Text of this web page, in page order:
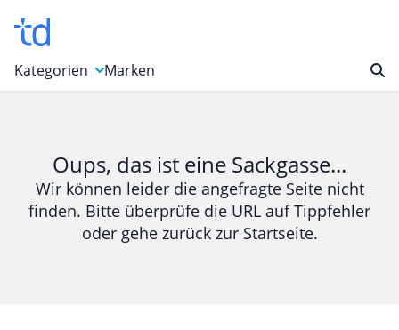
Kategorien
Bücher & Magazine
Computer & Elektronik
Entertainment & Media
Marken
Oups, das ist eine Sackgasse...
Wir können leider die angefragte Seite nicht
finden. Bitte überprüfe die URL auf Tippfehler
oder gehe zurück zur Startseite.